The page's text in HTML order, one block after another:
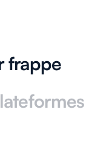
frappe